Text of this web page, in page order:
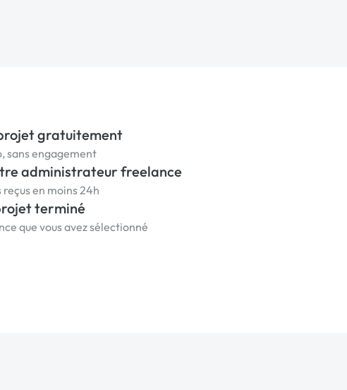
gratuitement
sans engagement
administrateur freelance
en moins 24h
terminé
que vous avez sélectionné